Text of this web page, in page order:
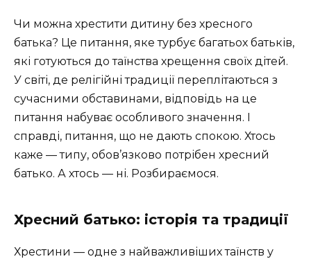
Чи можна хрестити дитину без хресного
батька? Це питання, яке турбує багатьох батьків,
які готуються до таїнства хрещення своїх дітей.
У світі, де релігійні традиції переплітаються з
сучасними обставинами, відповідь на це
питання набуває особливого значення. І
справді, питання, що не дають спокою. Хтось
каже — типу, обов’язково потрібен хресний
батько. А хтось — ні. Розбираємося.
Хресний батько: історія та традиції
Хрестини — одне з найважливіших таїнств у